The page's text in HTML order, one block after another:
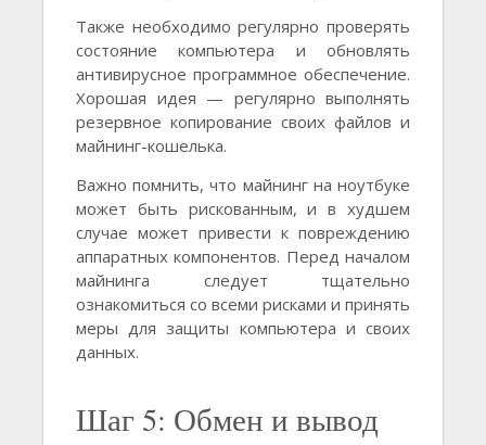
Также необходимо регулярно проверять
состояние компьютера и обновлять
антивирусное программное обеспечение.
Хорошая идея — регулярно выполнять
резервное копирование своих файлов и
майнинг-кошелька.
Важно помнить, что майнинг на ноутбуке
может быть рискованным, и в худшем
случае может привести к повреждению
аппаратных компонентов. Перед началом
майнинга следует тщательно
ознакомиться со всеми рисками и принять
меры для защиты компьютера и своих
данных.
Шаг 5: Обмен и вывод